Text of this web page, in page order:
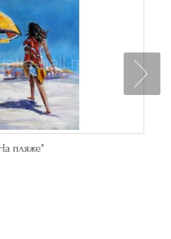
в багете цвета серебро